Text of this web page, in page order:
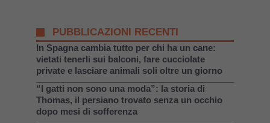
PUBBLICAZIONI RECENTI
In Spagna cambia tutto per chi ha un cane:
vietati tenerli sui balconi, fare cucciolate
private e lasciare animali soli oltre un giorno
“I gatti non sono una moda”: la storia di
Thomas, il persiano trovato senza un occhio
dopo mesi di sofferenza